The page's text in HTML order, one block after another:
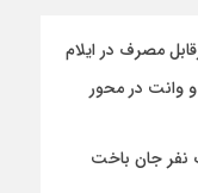
۳ مصدوم در تصادف دو خودرو پژو ۴۰۵ و وانت در محور